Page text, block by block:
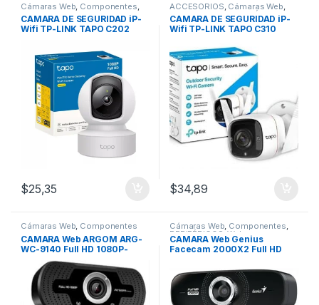
Cámaras Web Componentes
REDES
CAMARA DE SEGURIDAD iP-
Wifi TP-LINK TAPO C202
$25,35
ACCESORIOS Cámaras Web
Componentes,PERIFÉRICOS,
Webcam
CAMARA DE SEGURIDAD iP-
Wifi TP-LINK TAPO C310
$34,89
Cámaras Web, Componentes
CAMARA Web ARGOM ARG-
WC-9140 Full HD 1080P-
Cámaras Web, Componentes,
PERIFÉRICOS ,Webcam
CAMARA Web Genius
Facecam 2000X2 Full HD